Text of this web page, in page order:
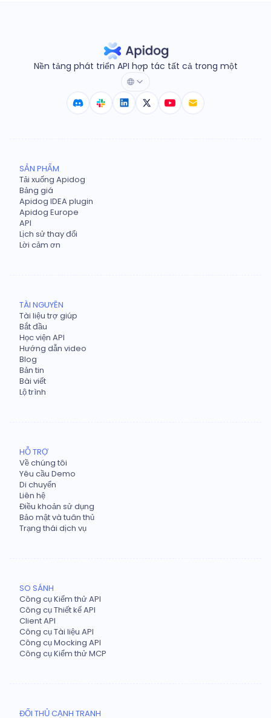
Nền tảng phát triển API hợp tác tất cả trong một
SẢN PHẨM
Tải xuống Apidog
Bảng giá
Apidog IDEA plugin
Apidog Europe
API
Lịch sử thay đổi
Lời cảm ơn
TÀI NGUYÊN
Tài liệu trợ giúp
Bắt đầu
Học viện API
Hướng dẫn video
Blog
Bản tin
Bài viết
Lộ trình
HỖ TRỢ
Về chúng tôi
Yêu cầu Demo
Di chuyển
Liên hệ
Điều khoản sử dụng
Bảo mật và tuân thủ
Trạng thái dịch vụ
SO SÁNH
Công cụ Kiểm thử API
Công cụ Thiết kế API
Client API
Công cụ Tài liệu API
Công cụ Mocking API
Công cụ Kiểm thử MCP
ĐỐI THỦ CẠNH TRANH